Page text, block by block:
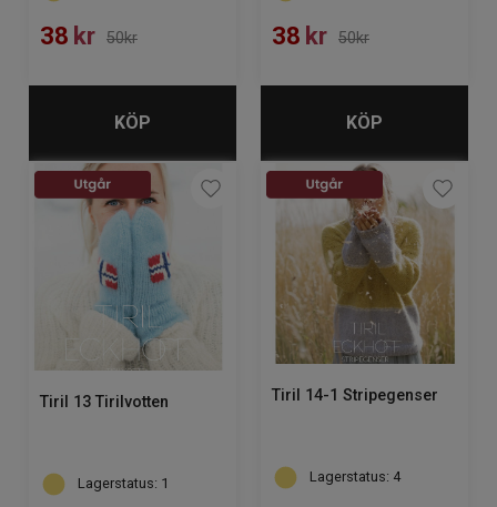
38 kr 50kr
KÖP
38 kr 50kr
KÖP
Tiril 13 Tirilvotten
Lagerstatus: 1
Tiril 14-1 Stripegenser
Lagerstatus: 4